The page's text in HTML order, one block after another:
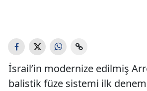
İsrail’in modernize edilmiş
balistik füze sistemi ilk